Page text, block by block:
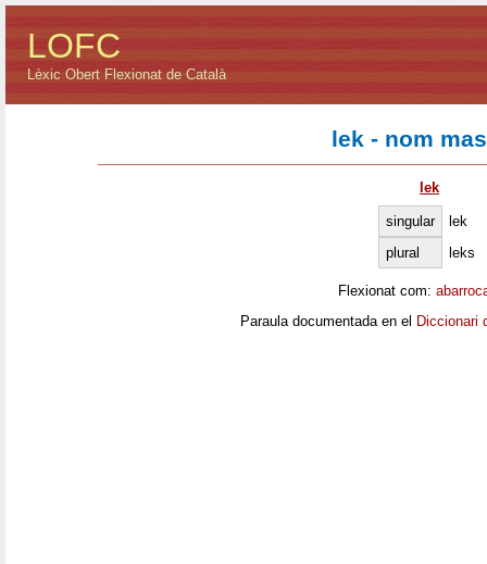
LOFC
Lèxic Obert Flexionat de Català
lek - nom
lek
singular
lek
plural
leks
Flexionat com:
Paraula documentada en el Diccionari